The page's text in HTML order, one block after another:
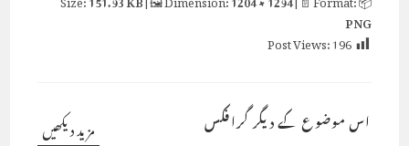
PNG
Post Views:196
اس موضوع کے دیگر گرافکس مزید دیکھیں